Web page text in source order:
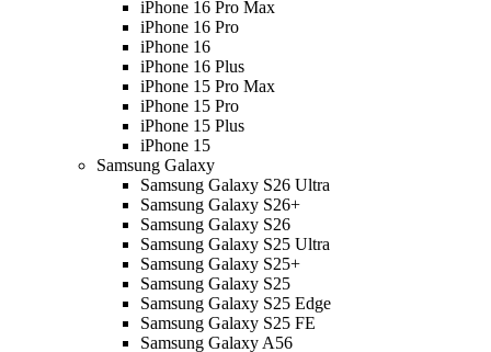
iPhone 16 Pro Max
iPhone 16 Pro
iPhone 16
iPhone 16 Plus
iPhone 15 Pro Max
iPhone 15 Pro
iPhone 15 Plus
iPhone 15
Samsung Galaxy
Samsung Galaxy S26 Ultra
Samsung Galaxy S26+
Samsung Galaxy S26
Samsung Galaxy S25 Ultra
Samsung Galaxy S25+
Samsung Galaxy S25
Samsung Galaxy S25 Edge
Samsung Galaxy S25 FE
Samsung Galaxy A56